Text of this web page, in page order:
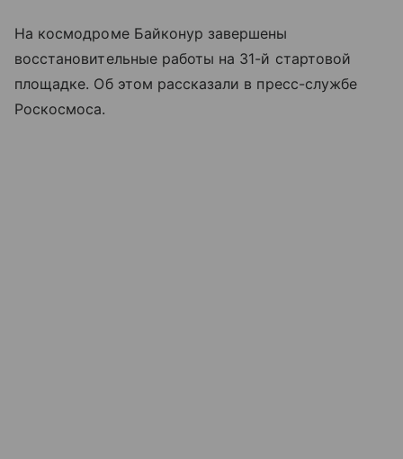
На космодроме Байконур завершены
восстановительные работы на 31-й стартовой
площадке. Об этом рассказали в пресс-службе
Роскосмоса.